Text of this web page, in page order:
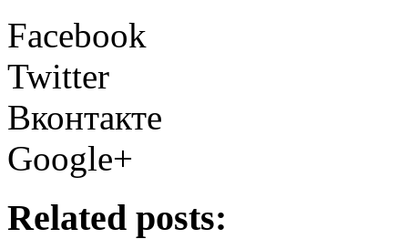
Facebook
Twitter
Вконтакте
Google+
Related posts: